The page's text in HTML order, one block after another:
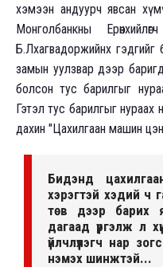
хэмээн андуурч явсан
Монголбанкны
Б.Лхагвадоржийнх
замын уулзвар дээр
болсон тус барилгыг
Гэтэл тус барилгыг нураах
дахин "Цахилгаан машин
Бидэнд
хэрэгтэй хэдий ч
төв дээр барих
дагаад үргэлж л
үйлчлүүлэгч нар
нэмэх шинжтэй...